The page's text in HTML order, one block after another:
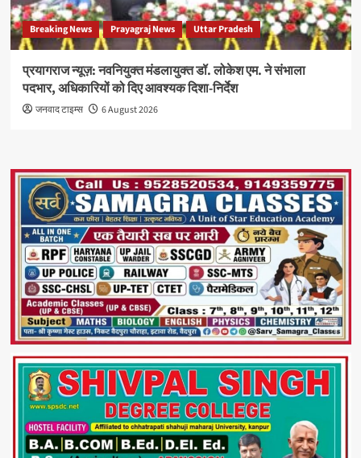
Breaking News Prayagraj News Uttar Pradesh
प्रयागराज न्यूज़: नवनियुक्त मंडलायुक्त डॉ. लोकेश एम. ने संभाला
पदभार, अधिकारियों को दिए आवश्यक दिशा-निर्देश
जनवाद टाइम्स 6 August 2026